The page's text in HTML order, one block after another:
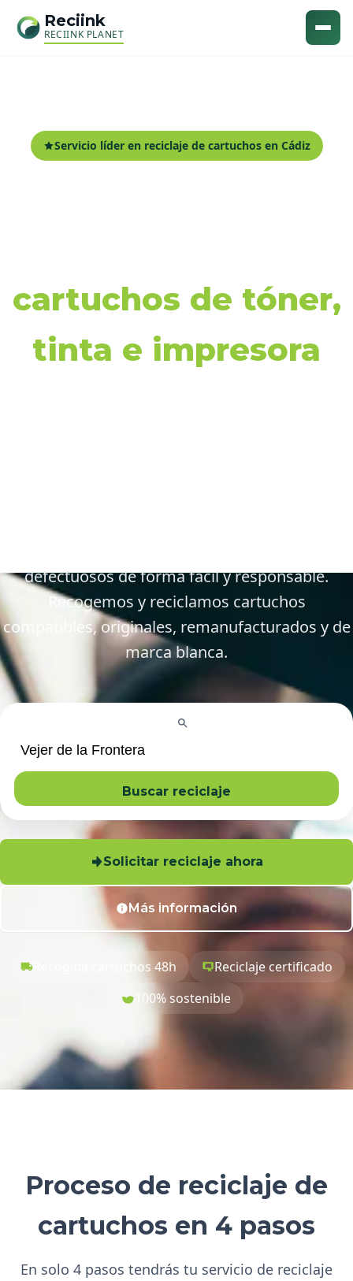
Reciink
RECIINK PLANET
Servicio líder en reciclaje de cartuchos en Cádiz
cartuchos de tóner,
tinta e impresora
defectuosos de forma fácil y responsable.
Recogemos y reciclamos cartuchos
compatibles, originales, remanufacturados y de
marca blanca.
Buscar reciclaje
Solicitar reciclaje ahora
Más información
Recogida cartuchos 48h
Reciclaje certificado
100% sostenible
Proceso de reciclaje de
cartuchos en 4 pasos
En solo 4 pasos tendrás tu servicio de reciclaje